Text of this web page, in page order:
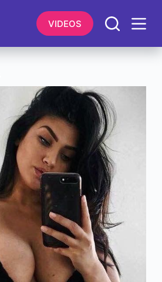
VIDEOS